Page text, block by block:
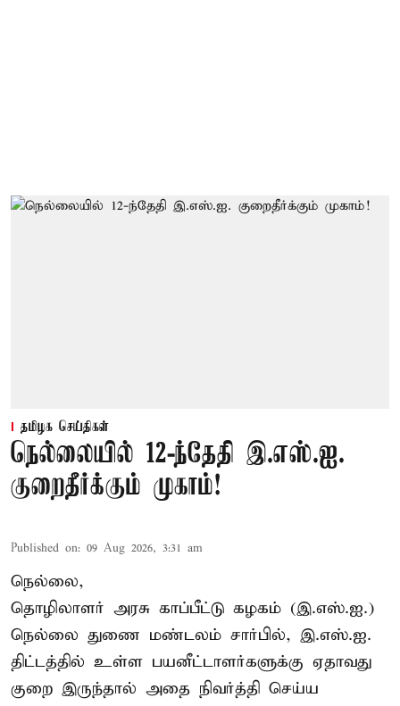
தமிழக செய்திகள்
நெல்லையில் 12-ந்தேதி இ.எஸ்.ஐ.
குறைதீர்க்கும் முகாம்!
Published on: 09 Aug 2026, 3:31 am
நெல்லை,
தொழிலாளர் அரசு காப்பீட்டு கழகம் (இ.எஸ்.ஐ.)
நெல்லை துணை மண்டலம் சார்பில், இ.எஸ்.ஐ.
திட்டத்தில் உள்ள பயனீட்டாளர்களுக்கு ஏதாவது
குறை இருந்தால் அதை நிவர்த்தி செய்ய